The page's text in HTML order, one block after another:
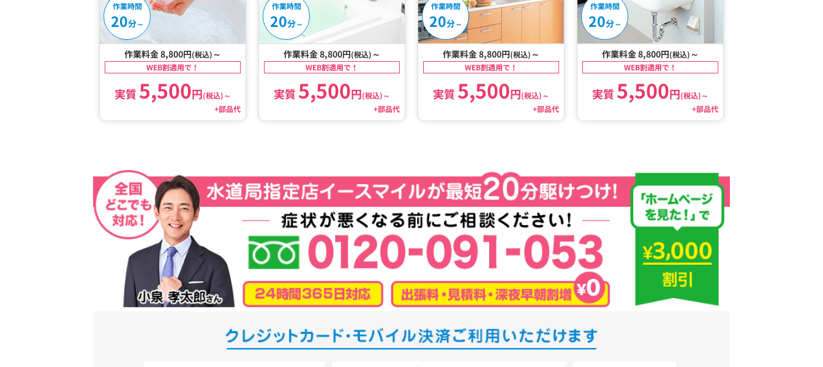
作業時間
20分～
作業料金 8,800円(税込) ～
WEB割適用で！
実質 5,500円(税込)～
+部品代
作業時間
20分～
作業料金 8,800円(税込) ～
WEB割適用で！
実質 5,500円(税込)～
+部品代
作業時間
20分～
作業料金 8,800円(税込) ～
WEB割適用で！
実質 5,500円(税込)～
+部品代
作業時間
20分～
作業料金 8,800円(税込) ～
WEB割適用で！
実質 5,500円(税込)～
+部品代